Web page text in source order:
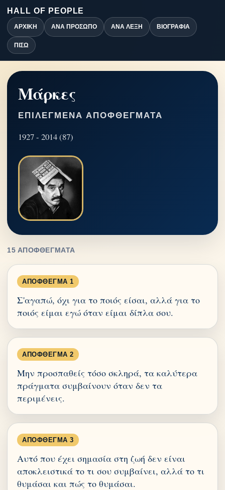
HALL OF PEOPLE
ΑΡΧΙΚΉ ΑΝΆ ΠΡΌΣΩΠΟ ΑΝΆ ΛΈΞΗ ΒΙΟΓΡΑΦΊΑ
ΠΊΣΩ
Μάρκες
ΕΠΙΛΕΓΜΈΝΑ ΑΠΟΦΘΈΓΜΑΤΑ
1927 - 2014 (87)
15 ΑΠΟΦΘΈΓΜΑΤΑ
ΑΠΌΦΘΕΓΜΑ 1
Σ'αγαπώ, όχι για το ποιός είσαι, αλλά για το
ποιός είμαι εγώ όταν είμαι δίπλα σου.
ΑΠΌΦΘΕΓΜΑ 2
Μην προσπαθείς τόσο σκληρά, τα καλύτερα
πράγματα συμβαίνουν όταν δεν τα
περιμένεις.
ΑΠΌΦΘΕΓΜΑ 3
Αυτό που έχει σημασία στη ζωή δεν είναι
αποκλειστικά το τι σου συμβαίνει, αλλά το τι
θυμάσαι και πώς το θυμάσαι.